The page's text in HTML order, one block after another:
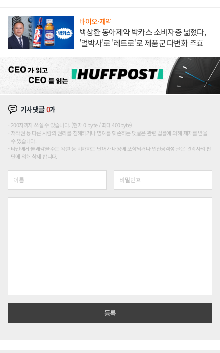
바이오·제약
백상환 동아제약 박카스 소비자층 넓혔다,
'얼박사'로 '레트로'로 제품군 다변화 주효
기사댓글0개
200자까지 쓰실 수 있습니다. (현재 0 byte / 최대 400byte)
저작권 등 다른 사람의 권리를 침해하거나 명예를 훼손하는 댓글은 관련 법률에 의해 제재를 받을
수 있습니다.
타인에게 불쾌감을 주는 욕설 등 비하하는 단어가 내용에 포함되거나 인신공격성 글은 관리자의 판
단에 의해 삭제 합니다.